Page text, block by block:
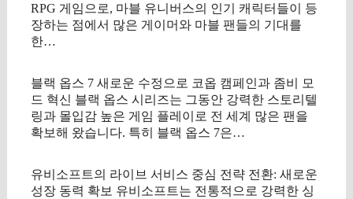
RPG 게임으로, 마블 유니버스의 인기 캐릭터들이 등
장하는 점에서 많은 게이머와 마블 팬들의 기대를
한…
블랙 옵스 7 새로운 수정으로 코옵 캠페인과 좀비 모
드 혁신 블랙 옵스 시리즈는 그동안 강력한 스토리텔
링과 몰입감 높은 게임 플레이로 전 세계 많은 팬을
확보해 왔습니다. 특히 블랙 옵스 7은…
유비소프트의 라이브 서비스 중심 전략 전환: 새로운
성장 동력 확보 유비소프트는 전통적으로 강력한 싱